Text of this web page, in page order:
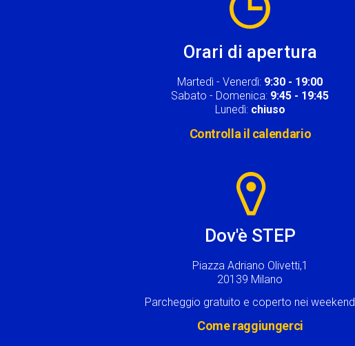
Orari di apertura
Martedì - Venerdì: 9:30 - 19:00
Sabato - Domenica: 9:45 - 19:45
Lunedì: chiuso
Controlla il calendario
Dov'è STEP
Piazza Adriano Olivetti,1
20139 Milano
Parcheggio gratuito e coperto nei weekend
Come raggiungerci